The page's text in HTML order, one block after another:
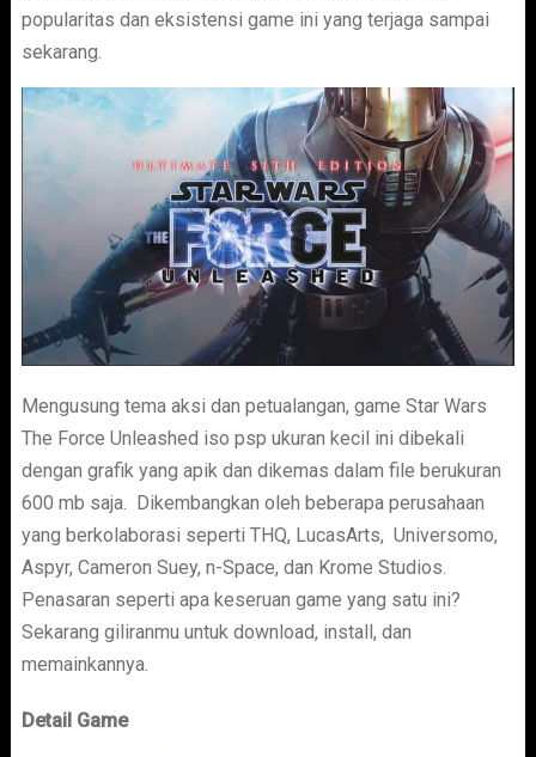
popularitas dan eksistensi game ini yang terjaga sampai
sekarang.
Mengusung tema aksi dan petualangan, game Star Wars
The Force Unleashed iso psp ukuran kecil ini dibekali
dengan grafik yang apik dan dikemas dalam file berukuran
600 mb saja. Dikembangkan oleh beberapa perusahaan
yang berkolaborasi seperti THQ, LucasArts, Universomo,
Aspyr, Cameron Suey, n-Space, dan Krome Studios.
Penasaran seperti apa keseruan game yang satu ini?
Sekarang giliranmu untuk download, install, dan
memainkannya.
Detail Game